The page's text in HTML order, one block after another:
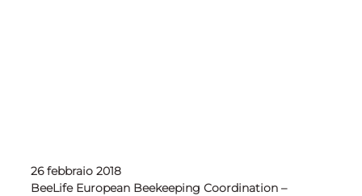
26 febbraio 2018
BeeLife European Beekeeping Coordination –